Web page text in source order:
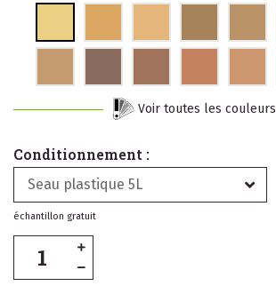
Voir toutes les couleurs
Conditionnement :
Seau plastique 5L
échantillon gratuit